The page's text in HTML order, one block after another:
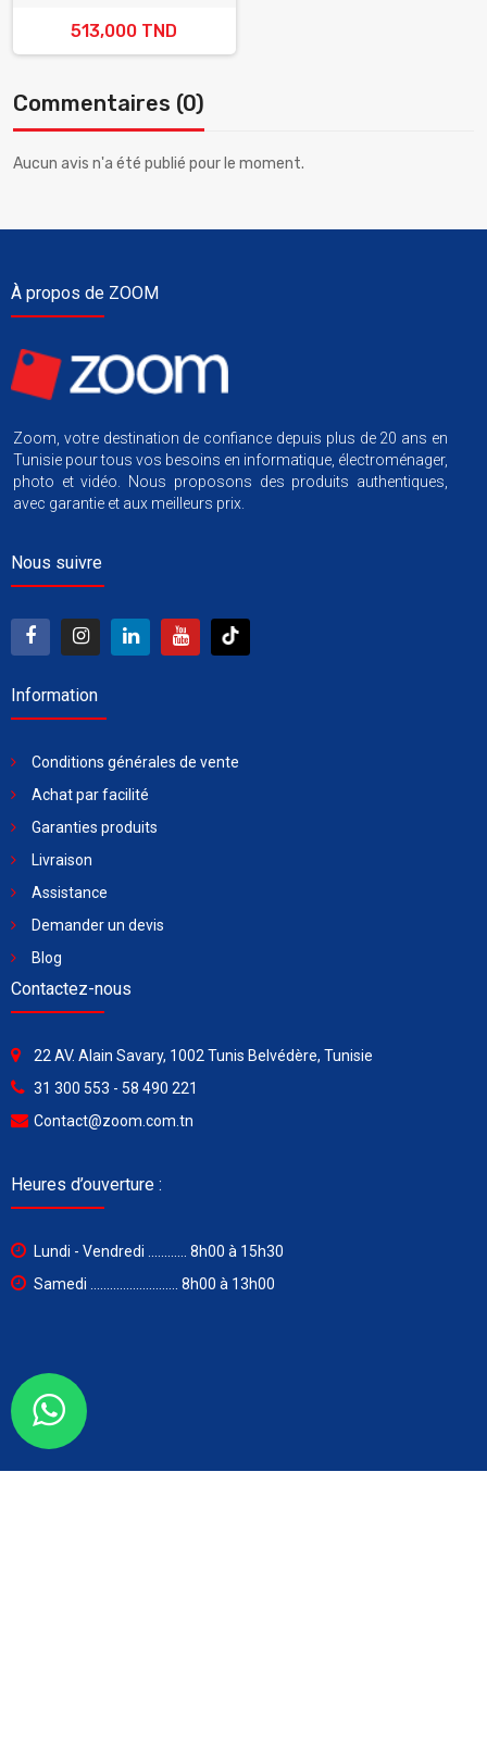
513,000 TND
Commentaires (0)
Aucun avis n'a été publié pour le moment.
À propos de ZOOM
Zoom, votre destination de confiance depuis plus de 20 ans en
Tunisie pour tous vos besoins en informatique, électroménager,
photo et vidéo. Nous proposons des produits authentiques,
avec garantie et aux meilleurs prix.
Nous suivre
Information
Conditions générales de vente
Achat par facilité
Garanties produits
Livraison
Assistance
Demander un devis
Blog
Contactez-nous
22 AV. Alain Savary, 1002 Tunis Belvédère, Tunisie
31 300 553 - 58 490 221
Contact@zoom.com.tn
Heures d’ouverture :
Lundi - Vendredi ............ 8h00 à 15h30
Samedi ........................... 8h00 à 13h00